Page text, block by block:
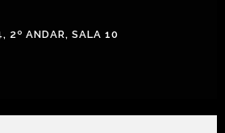
2º ANDAR, SALA 10